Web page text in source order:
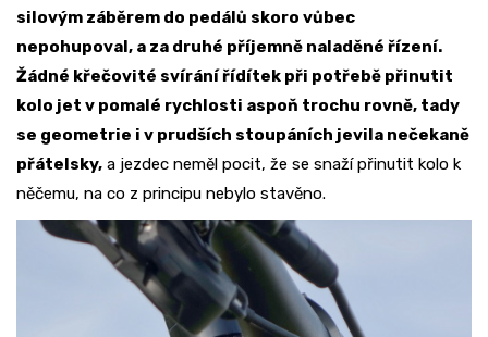
silovým záběrem do pedálů skoro vůbec
nepohupoval, a za druhé příjemně naladěné řízení.
Žádné křečovité svírání řídítek při potřebě přinutit
kolo jet v pomalé rychlosti aspoň trochu rovně, tady
se geometrie i v prudších stoupáních jevila nečekaně
přátelsky, a jezdec neměl pocit, že se snaží přinutit kolo k
něčemu, na co z principu nebylo stavěno.